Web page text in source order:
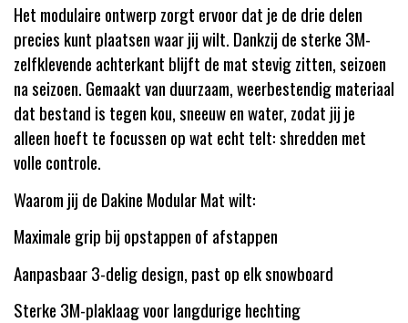
Het modulaire ontwerp zorgt ervoor dat je de drie delen
precies kunt plaatsen waar jij wilt. Dankzij de sterke 3M-
zelfklevende achterkant blijft de mat stevig zitten, seizoen
na seizoen. Gemaakt van duurzaam, weerbestendig materiaal
dat bestand is tegen kou, sneeuw en water, zodat jij je
alleen hoeft te focussen op wat echt telt: shredden met
volle controle.
Waarom jij de Dakine Modular Mat wilt:
Maximale grip bij opstappen of afstappen
Aanpasbaar 3-delig design, past op elk snowboard
Sterke 3M-plaklaag voor langdurige hechting